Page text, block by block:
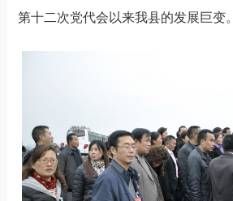
第十二次党代会以来我县的发展巨变。